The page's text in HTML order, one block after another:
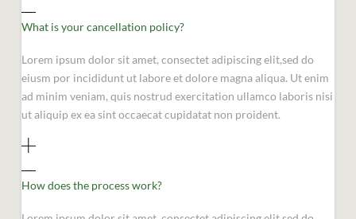
What is your cancellation policy?
Lorem ipsum dolor sit amet, consectet adipiscing elit,sed do
eiusm por incididunt ut labore et dolore magna aliqua. Ut enim
ad minim veniam, quis nostrud exercitation ullamco laboris nisi
ut aliquip ex ea sint occaecat cupidatat non proident.
How does the process work?